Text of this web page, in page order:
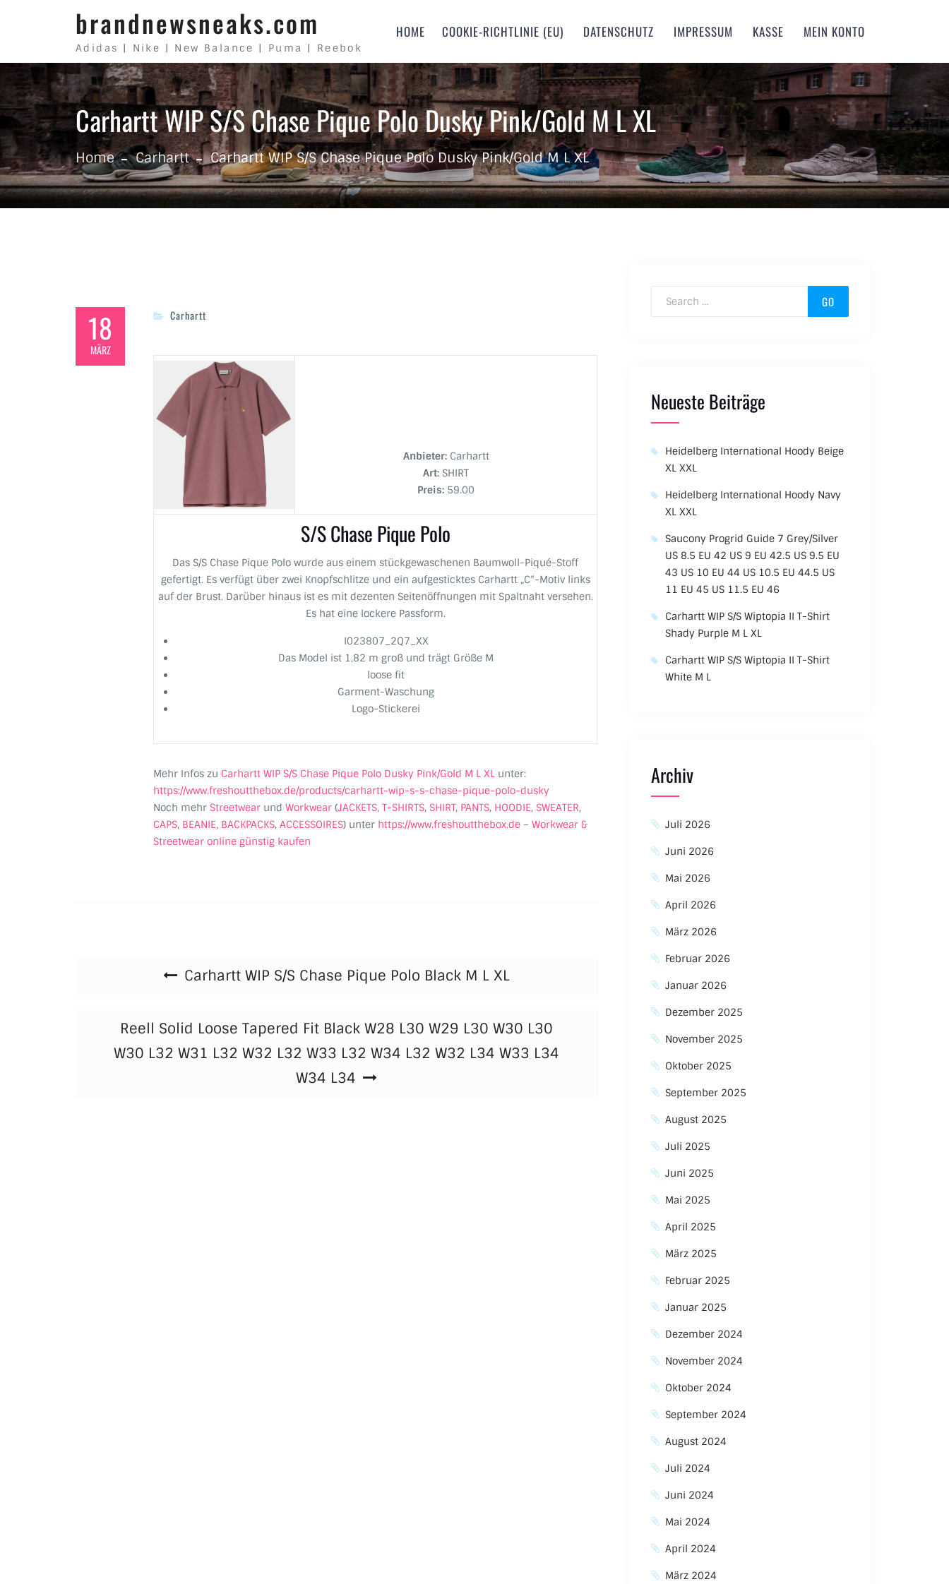
brandnewsneaks.com
Adidas | Nike | New Balance | Puma | Reebok
HOME COOKIE-RICHTLINIE (EU) DATENSCHUTZ IMPRESSUM KASSE MEIN KONTO
Carhartt WIP S/S Chase Pique Polo Dusky Pink/Gold M L XL
Home Carhartt Carhartt WIP S/S Chase Pique Polo Dusky Pink/Gold M L XL
18
MÄRZ
Carhartt
Anbieter: Carhartt
Art: SHIRT
Preis: 59.00
S/S Chase Pique Polo
Das S/S Chase Pique Polo wurde aus einem stückgewaschenen Baumwoll-Piqué-Stoff
gefertigt. Es verfügt über zwei Knopfschlitze und ein aufgesticktes Carhartt „C“-Motiv links
auf der Brust. Darüber hinaus ist es mit dezenten Seitenöffnungen mit Spaltnaht versehen.
Es hat eine lockere Passform.
I023807_2Q7_XX
Das Model ist 1,82 m groß und trägt Größe M
loose fit
Garment-Waschung
Logo-Stickerei
Mehr Infos zu Carhartt WIP S/S Chase Pique Polo Dusky Pink/Gold M L XL unter:
https://www.freshoutthebox.de/products/carhartt-wip-s-s-chase-pique-polo-dusky
Noch mehr Streetwear und Workwear (JACKETS, T-SHIRTS, SHIRT, PANTS, HOODIE, SWEATER,
CAPS, BEANIE, BACKPACKS, ACCESSOIRES) unter https://www.freshoutthebox.de – Workwear &
Streetwear online günstig kaufen
Carhartt WIP S/S Chase Pique Polo Black M L XL
Reell Solid Loose Tapered Fit Black W28 L30 W29 L30 W30 L30
W30 L32 W31 L32 W32 L32 W33 L32 W34 L32 W32 L34 W33 L34
W34 L34
Search for:
Neueste Beiträge
Heidelberg International Hoody Beige
XL XXL
Heidelberg International Hoody Navy
XL XXL
Saucony Progrid Guide 7 Grey/Silver
US 8.5 EU 42 US 9 EU 42.5 US 9.5 EU
43 US 10 EU 44 US 10.5 EU 44.5 US
11 EU 45 US 11.5 EU 46
Carhartt WIP S/S Wiptopia II T-Shirt
Shady Purple M L XL
Carhartt WIP S/S Wiptopia II T-Shirt
White M L
Archiv
Juli 2026
Juni 2026
Mai 2026
April 2026
März 2026
Februar 2026
Januar 2026
Dezember 2025
November 2025
Oktober 2025
September 2025
August 2025
Juli 2025
Juni 2025
Mai 2025
April 2025
März 2025
Februar 2025
Januar 2025
Dezember 2024
November 2024
Oktober 2024
September 2024
August 2024
Juli 2024
Juni 2024
Mai 2024
April 2024
März 2024